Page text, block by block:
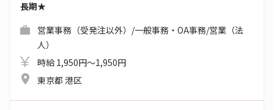
長期★
営業事務（受発注以外）/一般事務・OA事務/営業（法
人）
時給 1,950円～1,950円
東京都 港区